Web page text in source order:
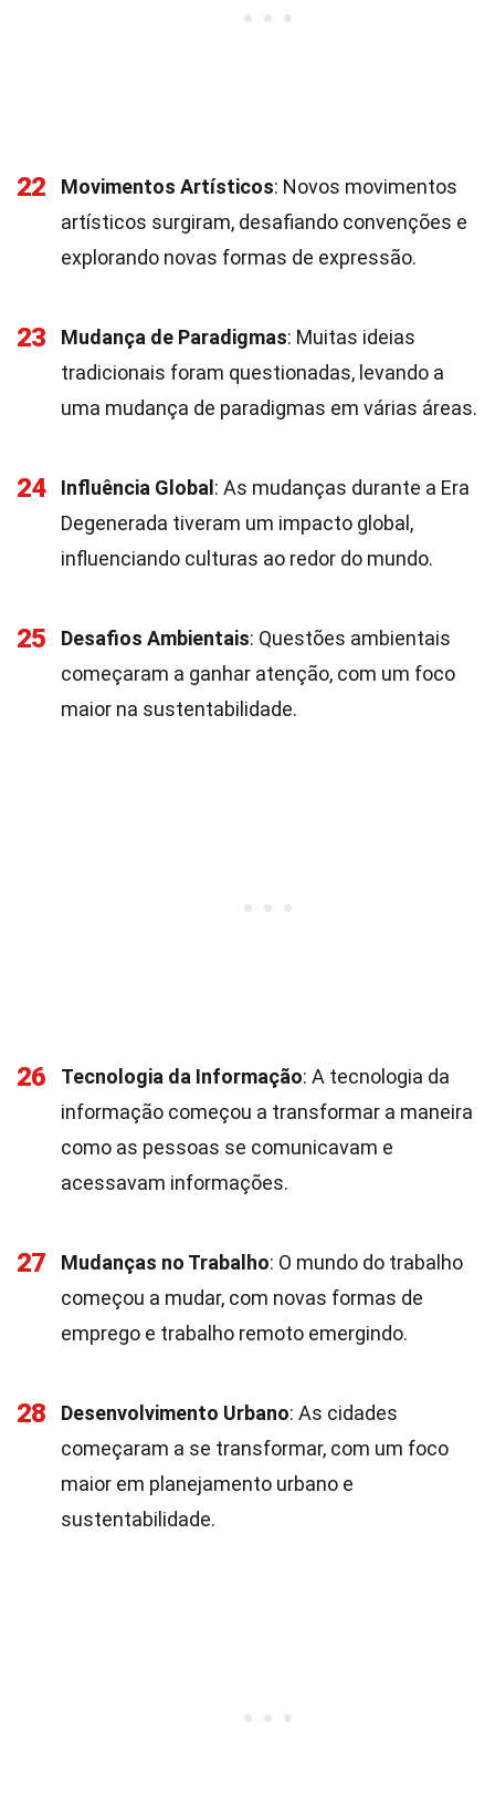
22 Movimentos Artísticos: Novos movimentos
artísticos surgiram, desafiando convenções e
explorando novas formas de expressão.
23 Mudança de Paradigmas: Muitas ideias
tradicionais foram questionadas, levando a
uma mudança de paradigmas em várias áreas.
24 Influência Global : As mudanças durante a Era
Degenerada tiveram um impacto global,
influenciando culturas ao redor do mundo.
25 Desafios Ambientais: Questões ambientais
começaram a ganhar atenção, com um foco
maior na sustentabilidade.
26 Tecnologia da Informação: A tecnologia da
informação começou a transformar a maneira
como as pessoas se comunicavam e
acessavam informações.
27 Mudanças no Trabalho: O mundo do trabalho
começou a mudar, com novas formas de
emprego e trabalho remoto emergindo.
28 Desenvolvimento Urbano: As cidades
começaram a se transformar, com um foco
maior em planejamento urbano e
sustentabilidade.